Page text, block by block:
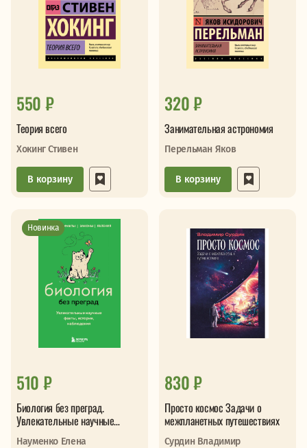
550 ₽
Теория всего
Хокинг Стивен
В корзину
320 ₽
Занимательная астрономия
Перельман Яков
В корзину
Новинка
510 ₽
Биология без преград.
Увлекательные научные
факты, истории, наблюдения
Науменко Елена
830 ₽
Просто космос Задачи о
межпланетных путешествиях
Сурдин Владимир